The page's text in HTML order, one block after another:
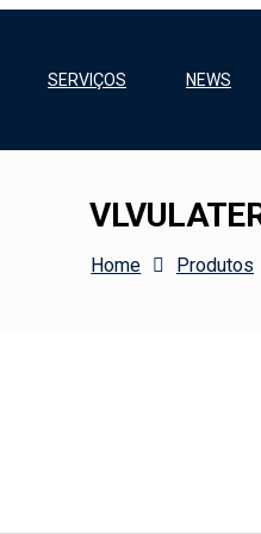
SERVIÇOS NEWS
Home Produtos